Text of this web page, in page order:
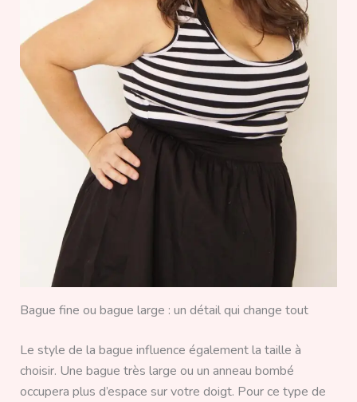
Bague fine ou bague large : un détail qui change tout
Le style de la bague influence également la taille à
choisir. Une bague très large ou un anneau bombé
occupera plus d’espace sur votre doigt. Pour ce type de